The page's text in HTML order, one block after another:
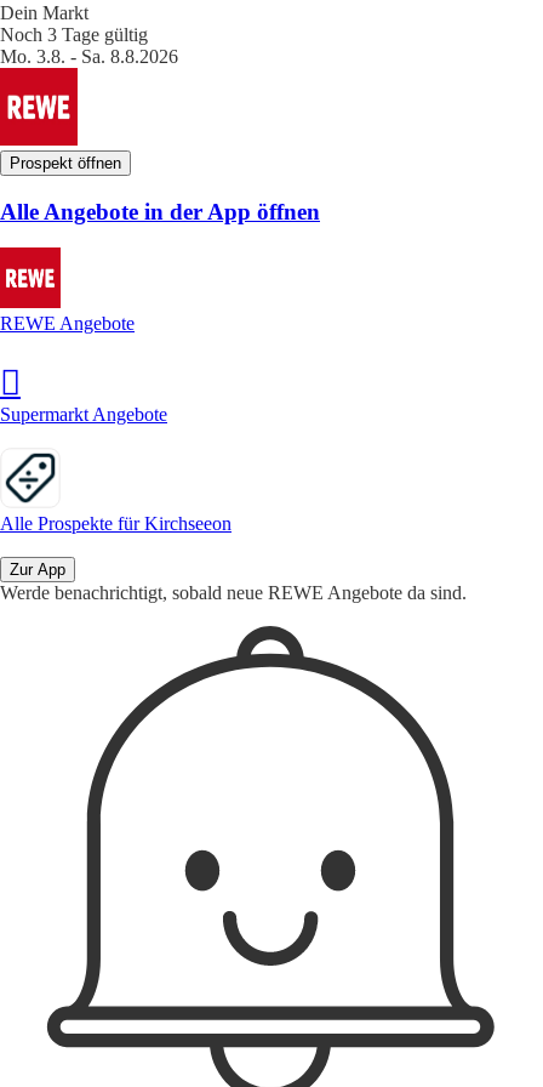
Dein Markt
Noch 3 Tage gültig
Mo. 3.8. - Sa. 8.8.2026
Prospekt öffnen
Alle Angebote in der App öffnen
REWE Angebote
Supermarkt Angebote
Alle Prospekte für Kirchseeon
Zur App
Werde benachrichtigt, sobald neue REWE Angebote da sind.